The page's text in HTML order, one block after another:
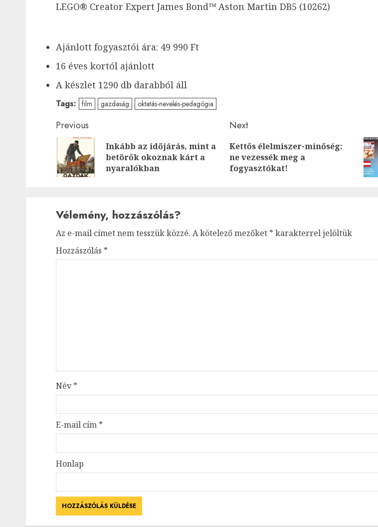
LEGO® Creator Expert James Bond™ Aston Martin DB5 (10262)
Ajánlott fogyasztói ára: 49 990 Ft
16 éves kortól ajánlott
A készlet 1290 db darabból áll
Tags: film gazdaság oktatás-nevelés-pedagógia
Post
navigation
Previous
Previous
post:
Inkább az időjárás, mint a
betörők okoznak kárt a
nyaralókban
Next
Next
post:
Kettős élelmiszer-minőség:
ne vezessék meg a
fogyasztókat!
Vélemény, hozzászólás?
Az e-mail címet nem tesszük közzé. A kötelező mezőket * karakterrel jelöltük
Hozzászólás *
Név*
E-mail cím *
Honlap